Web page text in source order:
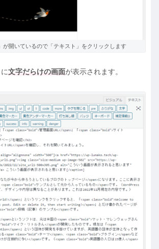
が開いているので「テキスト」をクリックします
文字だらけの画面が表示されます。